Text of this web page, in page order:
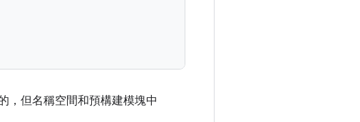
，但名稱空間和預構建模塊中